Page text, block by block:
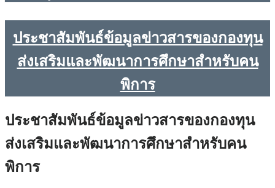
ประชาสัมพันธ์ข้อมูลข่าวสารของกองทุน
ส่งเสริมและพัฒนาการศึกษาสำหรับคน
พิการ
ประชาสัมพันธ์ข้อมูลข่าวสารของกองทุน
ส่งเสริมและพัฒนาการศึกษาสำหรับคน
พิการ